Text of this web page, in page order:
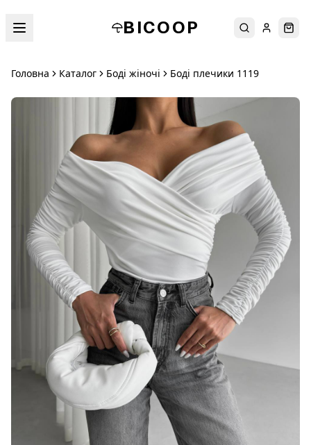
BICOOP ПошукУвійти
Головна Каталог Боді жіночі Боді плечики 1119